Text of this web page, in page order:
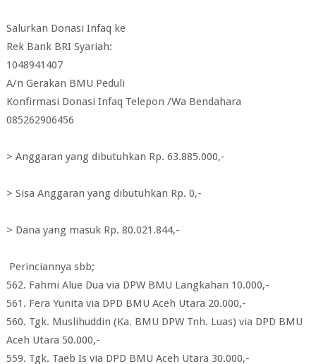
Salurkan Donasi Infaq ke
Rek Bank BRI Syariah:
1048941407
A/n Gerakan BMU Peduli
Konfirmasi Donasi Infaq Telepon /Wa Bendahara
085262906456
> Anggaran yang dibutuhkan Rp. 63.885.000,-
> Sisa Anggaran yang dibutuhkan Rp. 0,-
> Dana yang masuk Rp. 80.021.844,-
Perinciannya sbb;
562. Fahmi Alue Dua via DPW BMU Langkahan 10.000,-
561. Fera Yunita via DPD BMU Aceh Utara 20.000,-
560. Tgk. Muslihuddin (Ka. BMU DPW Tnh. Luas) via DPD BMU
Aceh Utara 50.000,-
559. Tgk. Taeb Is via DPD BMU Aceh Utara 30.000,-